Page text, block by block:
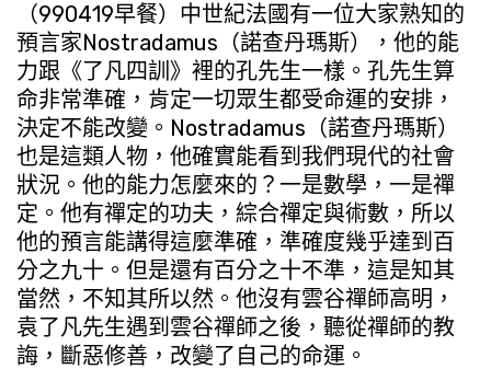
（990419早餐）中世紀法國有一位大家熟知的
預言家Nostradamus（諾查丹瑪斯），他的能
力跟《了凡四訓》裡的孔先生一樣。孔先生算
命非常準確，肯定一切眾生都受命運的安排，
決定不能改變。Nostradamus（諾查丹瑪斯）
也是這類人物，他確實能看到我們現代的社會
狀況。他的能力怎麼來的？一是數學，一是禪
定。他有禪定的功夫，綜合禪定與術數，所以
他的預言能講得這麼準確，準確度幾乎達到百
分之九十。但是還有百分之十不準，這是知其
當然，不知其所以然。他沒有雲谷禪師高明，
袁了凡先生遇到雲谷禪師之後，聽從禪師的教
誨，斷惡修善，改變了自己的命運。